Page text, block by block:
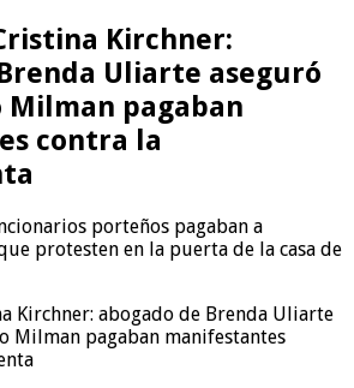
Kirchner:
Uliarte aseguró
Milman pagaban
contra la
porteños pagaban a
protesten en la puerta de la casa de